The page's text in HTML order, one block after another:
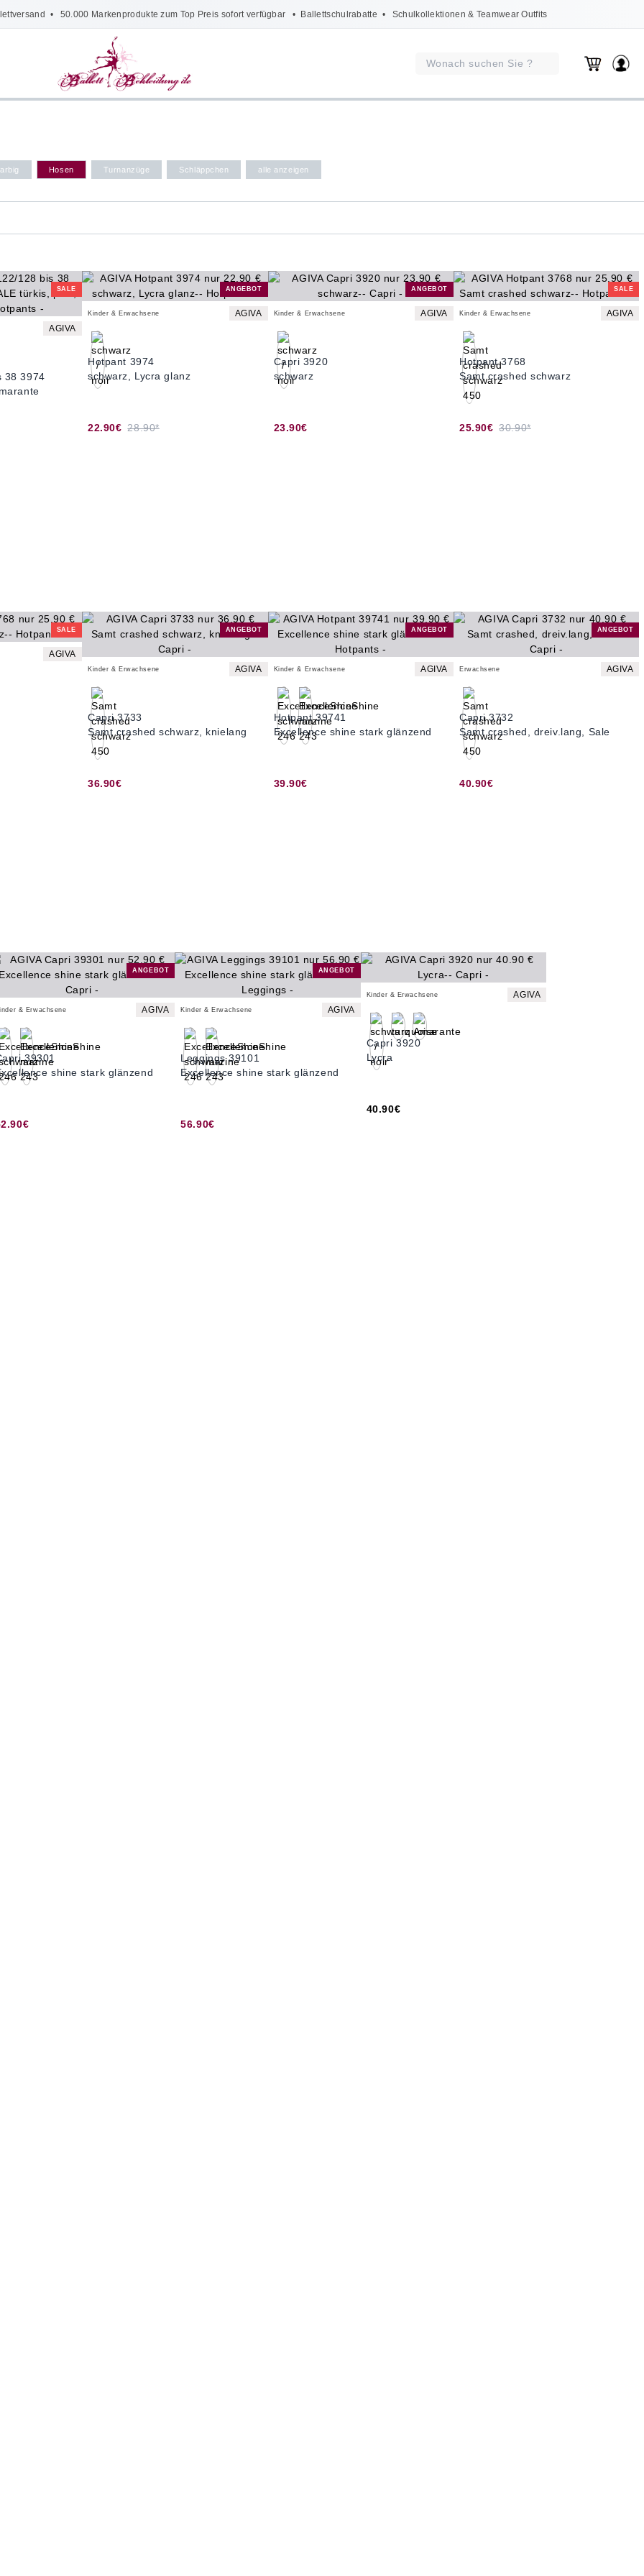
• 50.000 Markenprodukte zum Top Preis sofort verfügbar • Ballettschulrabatte • Schulkollektionen & Teamwear Outfits
Hosen Turnanzüge Schläppchen alle anzeigen
SALE
AGIVA
38 3974
ANGEBOT
Kinder & Erwachsene AGIVA
Hotpant 3974
schwarz, Lycra glanz
22.90€ 28.90*
ANGEBOT
Kinder & Erwachsene AGIVA
Capri 3920
schwarz
23.90€
SALE
Kinder & Erwachsene AGIVA
Hotpant 3768
Samt crashed schwarz
25.90€ 30.90*
SALE
AGIVA
ANGEBOT
Kinder & Erwachsene AGIVA
Capri 3733
Samt crashed schwarz, knielang
36.90€
ANGEBOT
Kinder & Erwachsene AGIVA
Hotpant 39741
Excellence shine stark glänzend
39.90€
ANGEBOT
Erwachsene AGIVA
Capri 3732
Samt crashed, dreiv.lang, Sale
40.90€
ANGEBOT
& Erwachsene AGIVA
39301
shine stark glänzend
ANGEBOT
Kinder & Erwachsene AGIVA
Leggings 39101
Excellence shine stark glänzend
56.90€
Kinder & Erwachsene AGIVA
Capri 3920
Lycra
40.90€